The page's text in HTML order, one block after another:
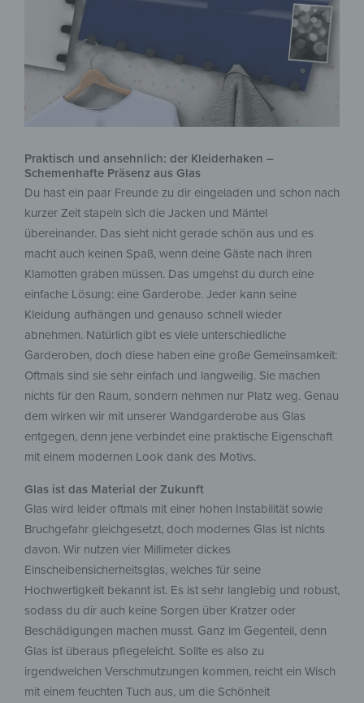
Praktisch und ansehnlich: der Kleiderhaken –
Schemenhafte Präsenz aus Glas
Du hast ein paar Freunde zu dir eingeladen und schon nach
kurzer Zeit stapeln sich die Jacken und Mäntel
übereinander. Das sieht nicht gerade schön aus und es
macht auch keinen Spaß, wenn deine Gäste nach ihren
Klamotten graben müssen. Das umgehst du durch eine
einfache Lösung: eine Garderobe. Jeder kann seine
Kleidung aufhängen und genauso schnell wieder
abnehmen. Natürlich gibt es viele unterschiedliche
Garderoben, doch diese haben eine große Gemeinsamkeit:
Oftmals sind sie sehr einfach und langweilig. Sie machen
nichts für den Raum, sondern nehmen nur Platz weg. Genau
dem wirken wir mit unserer Wandgarderobe aus Glas
entgegen, denn jene verbindet eine praktische Eigenschaft
mit einem modernen Look dank des Motivs.
Glas ist das Material der Zukunft
Glas wird leider oftmals mit einer hohen Instabilität sowie
Bruchgefahr gleichgesetzt, doch modernes Glas ist nichts
davon. Wir nutzen vier Millimeter dickes
Einscheibensicherheitsglas, welches für seine
Hochwertigkeit bekannt ist. Es ist sehr langlebig und robust,
sodass du dir auch keine Sorgen über Kratzer oder
Beschädigungen machen musst. Ganz im Gegenteil, denn
Glas ist überaus pflegeleicht. Sollte es also zu
irgendwelchen Verschmutzungen kommen, reicht ein Wisch
mit einem feuchten Tuch aus, um die Schönheit